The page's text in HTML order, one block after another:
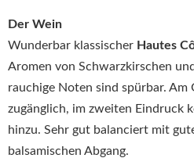
Der Wein
Wunderbar klassischer Hautes
Aromen von Schwarzkirschen
rauchige Noten sind spürbar. Am
zugänglich, im zweiten Eindruck
hinzu. Sehr gut balanciert mit
balsamischen Abgang.